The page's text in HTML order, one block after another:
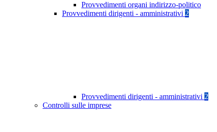
Provvedimenti organi indirizzo-politico
Provvedimenti dirigenti - amministrativi 2
Provvedimenti dirigenti - amministrativi 2
Controlli sulle imprese